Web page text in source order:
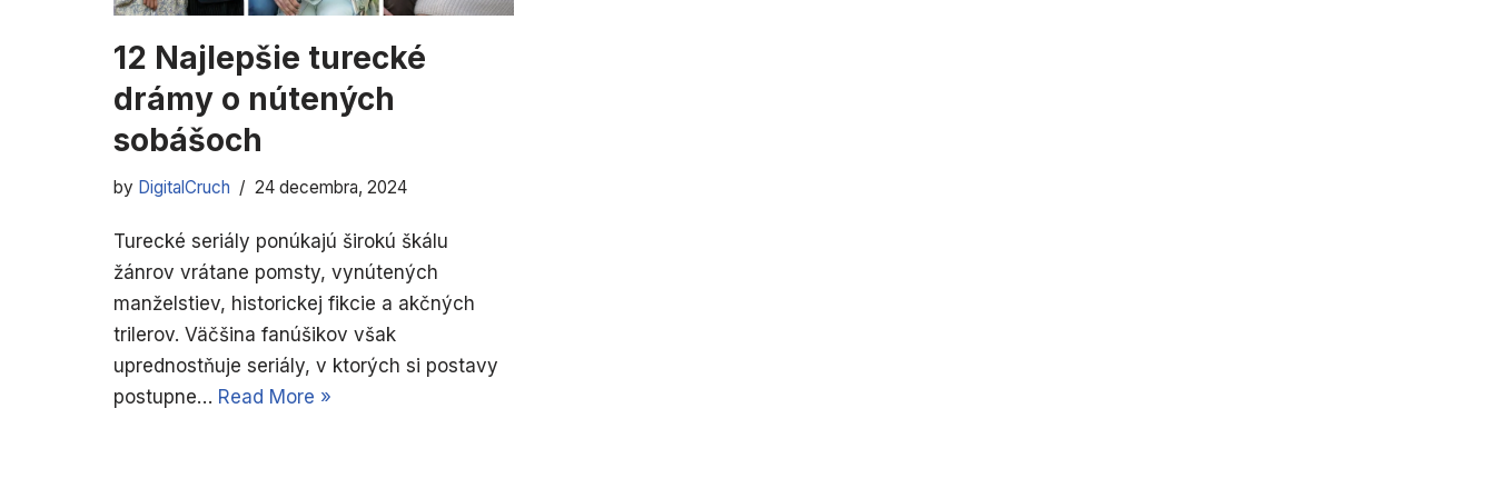
12 Najlepšie turecké
drámy o nútených
sobášoch
by DigitalCruch 24 decembra, 2024
Turecké seriály ponúkajú širokú škálu
žánrov vrátane pomsty, vynútených
manželstiev, historickej fikcie a akčných
trilerov. Väčšina fanúšikov však
uprednostňuje seriály, v ktorých si postavy
postupne… Read More »